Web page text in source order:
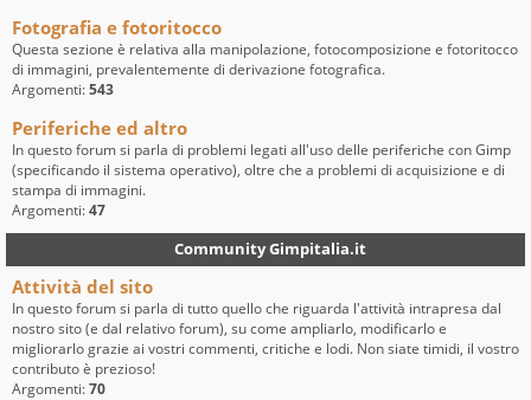
Fotografia e fotoritocco
Questa sezione è relativa alla manipolazione, fotocomposizione e fotoritocco
di immagini, prevalentemente di derivazione fotografica.
Argomenti:543
Periferiche ed altro
In questo forum si parla di problemi legati all'uso delle periferiche con Gimp
(specificando il sistema operativo), oltre che a problemi di acquisizione e di
stampa di immagini.
Argomenti:47
Community Gimpitalia.it
Attività del sito
In questo forum si parla di tutto quello che riguarda l'attività intrapresa dal
nostro sito (e dal relativo forum), su come ampliarlo, modificarlo e
migliorarlo grazie ai vostri commenti, critiche e lodi. Non siate timidi, il vostro
contributo è prezioso!
Argomenti:70